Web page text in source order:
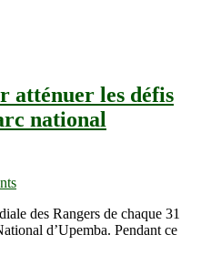
atténuer les défis
national
des Rangers de chaque 31
d’Upemba. Pendant ce